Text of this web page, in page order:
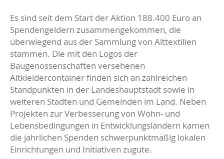
Es sind seit dem Start der Aktion 188.400 Euro an
Spendengeldern zusammengekommen, die
überwiegend aus der Sammlung von Alttextilien
stammen. Die mit den Logos der
Baugenossenschaften versehenen
Altkleidercontainer finden sich an zahlreichen
Standpunkten in der Landeshauptstadt sowie in
weiteren Städten und Gemeinden im Land. Neben
Projekten zur Verbesserung von Wohn- und
Lebensbedingungen in Entwicklungsländern kamen
die jährlichen Spenden schwerpunktmäßig lokalen
Einrichtungen und Initiativen zugute.